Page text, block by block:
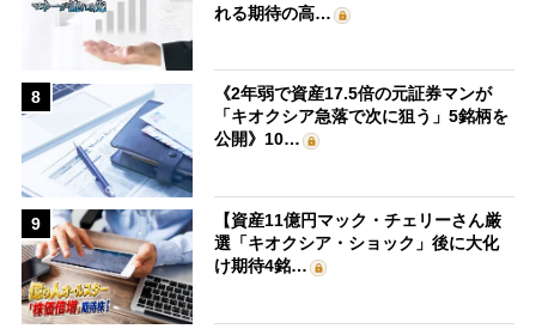
れる期待の高…
8
《2年弱で資産17.5倍の元証券マンが
「キオクシア急落で次に狙う」5銘柄を
公開》10…
9
【資産11億円マック・チェリーさん厳
選「キオクシア・ショック」後に大化
け期待4銘…